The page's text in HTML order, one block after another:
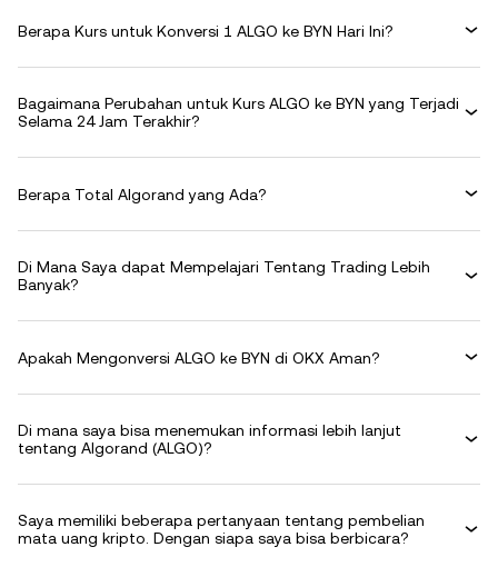
Berapa Kurs untuk Konversi 1 ALGO ke BYN Hari Ini?
Bagaimana Perubahan untuk Kurs ALGO ke BYN yang Terjadi
Selama 24 Jam Terakhir?
Berapa Total Algorand yang Ada?
Di Mana Saya dapat Mempelajari Tentang Trading Lebih
Banyak?
Apakah Mengonversi ALGO ke BYN di OKX Aman?
Di mana saya bisa menemukan informasi lebih lanjut
tentang Algorand (ALGO)?
Saya memiliki beberapa pertanyaan tentang pembelian
mata uang kripto. Dengan siapa saya bisa berbicara?